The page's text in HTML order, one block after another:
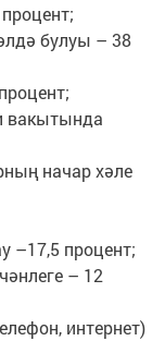
булуы – 38
вакытында
начар хәле
–17,5 процент;
– 12
интернет)